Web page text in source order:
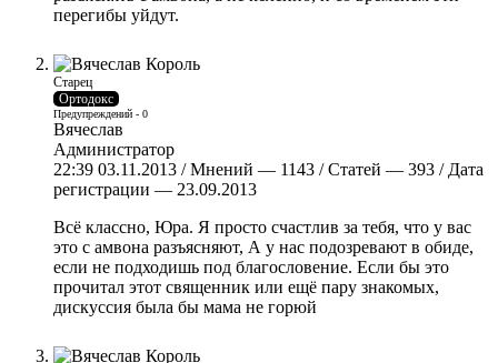
перегибы уйдут.
Старец
Ортодокс
Предупреждений - 0
Вячеслав
Администратор
22:39 03.11.2013 / Мнений — 1143 / Статей — 393 / Дата
регистрации — 23.09.2013
Всё классно, Юра. Я просто счастлив за тебя, что у вас
это с амвона разъясняют, А у нас подозревают в обиде,
если не подходишь под благословение. Если бы это
прочитал этот священник или ещё пару знакомых,
дискуссия была бы мама не горюй